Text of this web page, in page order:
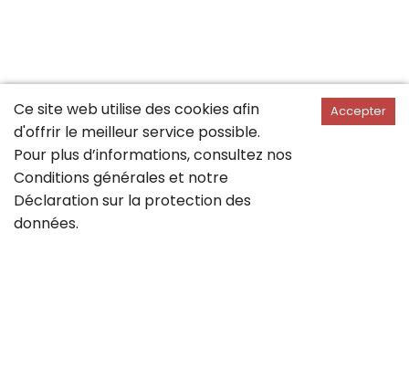
Ce site web utilise des cookies afin
d'offrir le meilleur service possible.
Pour plus d’informations, consultez nos
Conditions générales et notre
Déclaration sur la protection des
données.
Accepter